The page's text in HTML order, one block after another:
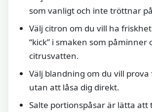
som vanligt och inte tröttnar
Välj citron om du vill ha
“kick” i smaken som påminner
citrusvatten.
Välj blandning om du vill
utan att låsa dig direkt.
Salte portionspåsar är lätta att